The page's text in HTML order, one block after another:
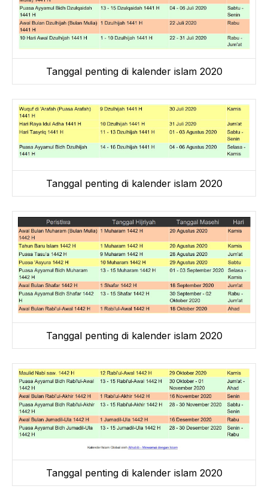
Tanggal penting di kalender islam 2020
Tanggal penting di kalender islam 2020
Tanggal penting di kalender islam 2020
Tanggal penting di kalender islam 2020